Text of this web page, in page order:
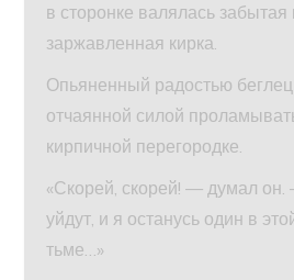
в сторонке валялась
заржавленная кирка.
Опьяненный радостью
отчаянной силой
кирпичной перегородке.
«Скорей, скорей! — думал
уйдут, и я останусь один в
тьме…»